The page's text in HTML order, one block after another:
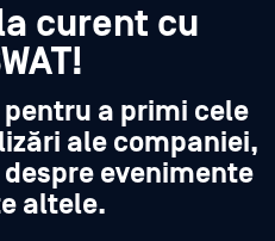
curent cu
a primi cele
ale companiei,
evenimente
altele.